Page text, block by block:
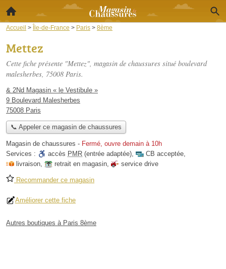
Accueil > Île-de-France > Paris > 8ème
Mettez
Cette fiche présente "Mettez", magasin de chaussures situé boulevard
malesherbes, 75008 Paris.
& 2Nd Magasin « le Vestibule »
9 Boulevard Malesherbes
75008 Paris
📞 Appeler ce magasin de chaussures
Magasin de chaussures - Fermé, ouvre demain à 10h
Services :
accès PMR (entrée adaptée), CB acceptée,
livraison, retrait en magasin, service drive
Recommander ce magasin
Améliorer cette fiche
Autres boutiques à Paris 8ème